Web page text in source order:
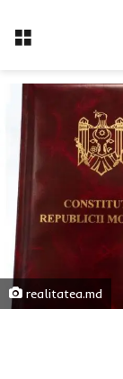
Меню
realitatea.md